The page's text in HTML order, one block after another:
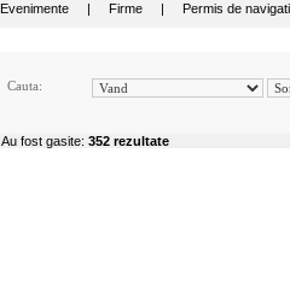
Evenimente | Firme | Permis de
Cauta:
Au fost gasite: 352 rezultate